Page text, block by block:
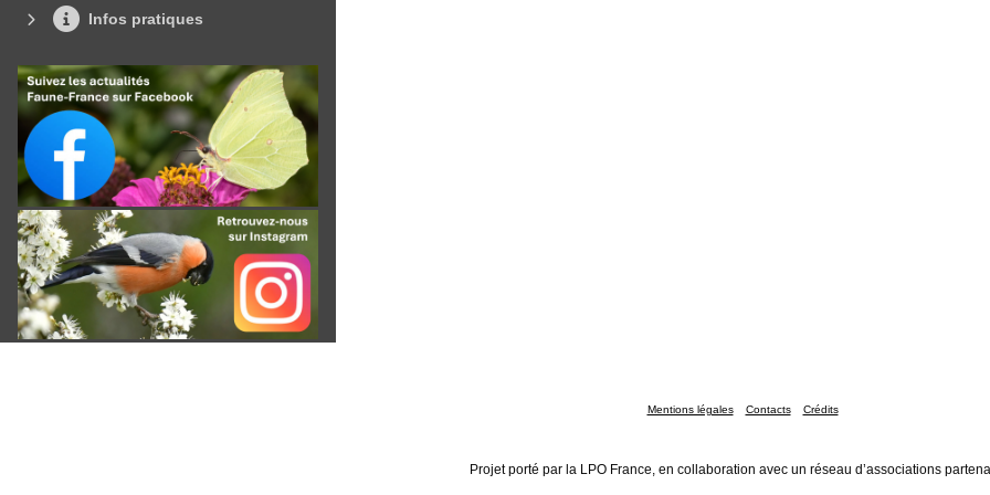
Infos pratiques
Mentions légales Contacts Crédits
Projet porté par la LPO France, en collaboration avec un réseau d’associations